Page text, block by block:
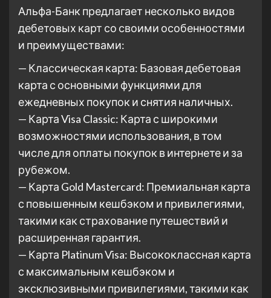
Альфа-Банк предлагает несколько видов
дебетовых карт со своими особенностями
и преимуществами:
— Классическая карта: Базовая дебетовая
карта с основными функциями для
ежедневных покупок и снятия наличных.
— Карта Visa Classic: Карта с широкими
возможностями использования, в том
числе для оплаты покупок в интернете и за
рубежом.
— Карта Gold Mastercard: Премиальная карта
с повышенным кешбэком и привилегиями,
такими как страхование путешествий и
расширенная гарантия.
— Карта Platinum Visa: Высококлассная карта
с максимальным кешбэком и
эксклюзивными привилегиями, такими как